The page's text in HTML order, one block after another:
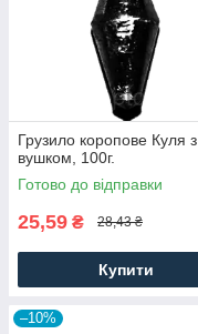
Грузило коропове Куля з
вушком, 100г.
Готово до відправки
25,59 ₴ 28,43 ₴
Купити
–10%